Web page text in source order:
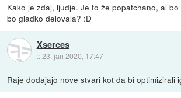
Kako je zdaj, ljudje. Je to že popatchano, al
bo gladko delovala? :D
Xserces
::23. jan 2020, 17:47
Raje dodajajo nove stvari kot da bi optimizirali